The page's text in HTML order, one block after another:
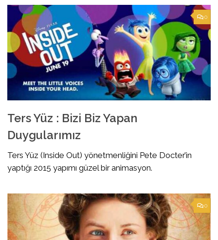
0
Ters Yüz : Bizi Biz Yapan
Duygularımız
Ters Yüz (Inside Out) yönetmenliğini Pete Docter’in
yaptığı 2015 yapımı güzel bir animasyon.
0